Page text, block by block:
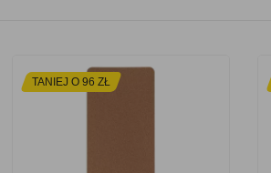
TANIEJ O 96 ZŁ